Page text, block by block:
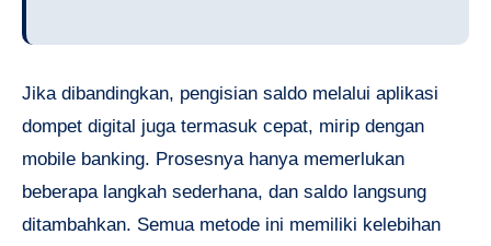
Jika dibandingkan, pengisian saldo melalui aplikasi
dompet digital juga termasuk cepat, mirip dengan
mobile banking. Prosesnya hanya memerlukan
beberapa langkah sederhana, dan saldo langsung
ditambahkan. Semua metode ini memiliki kelebihan